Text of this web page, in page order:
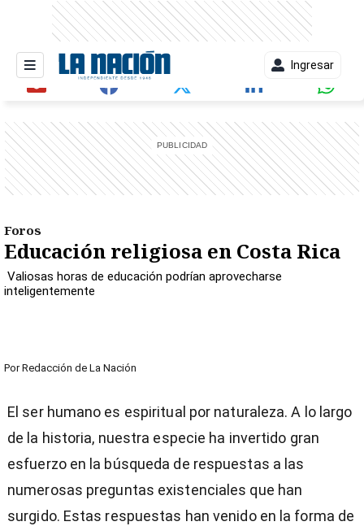
Ingresar
Foros
Educación religiosa en Costa Rica
Valiosas horas de educación podrían aprovecharse
inteligentemente
Por Redacción de La Nación
El ser humano es espiritual por naturaleza. A lo largo
de la historia, nuestra especie ha invertido gran
esfuerzo en la búsqueda de respuestas a las
numerosas preguntas existenciales que han
surgido. Estas respuestas han venido en la forma de